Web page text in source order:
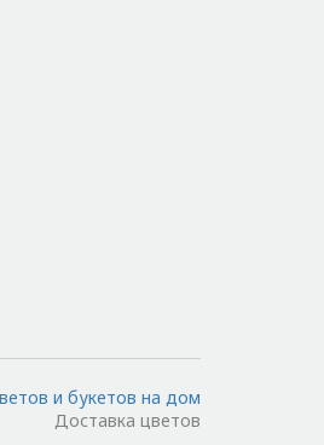
Доставка цветов